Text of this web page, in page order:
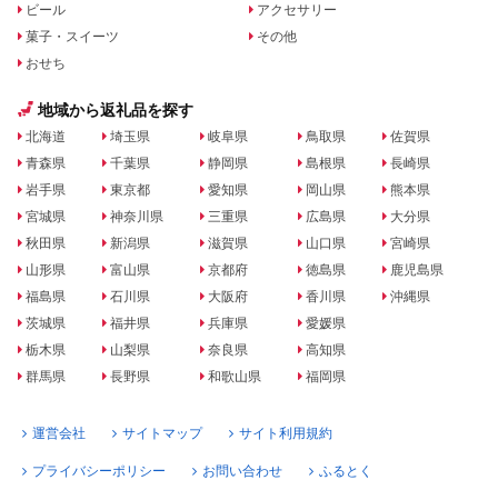
ビール
菓子・スイーツ
おせち
アクセサリー
その他
地域から返礼品を探す
北海道
青森県
岩手県
宮城県
秋田県
山形県
福島県
茨城県
栃木県
群馬県
埼玉県
千葉県
東京都
神奈川県
新潟県
富山県
石川県
福井県
山梨県
長野県
岐阜県
静岡県
愛知県
三重県
滋賀県
京都府
大阪府
兵庫県
奈良県
和歌山県
鳥取県
島根県
岡山県
広島県
山口県
徳島県
香川県
愛媛県
高知県
福岡県
佐賀県
長崎県
熊本県
大分県
宮崎県
鹿児島県
沖縄県
運営会社 サイトマップ サイト利用規約
プライバシーポリシー お問い合わせ ふるとく